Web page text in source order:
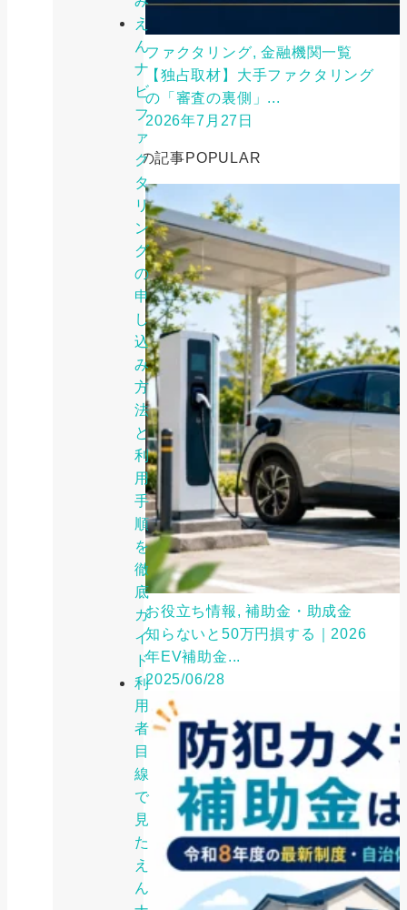
え
ん
ナ
ビ
フ
ァ
ク
タ
リ
ン
グ
の
申
し
込
み
方
法
と
利
用
手
順
を
徹
底
ガ
イ
ド
利
用
者
目
線
で
見
た
え
ん
ファクタリング, 金融機関一覧
【独占取材】大手ファクタリング
の「審査の裏側」...
2026年7月27日
人気の記事POPULAR
お役立ち情報, 補助金・助成金
知らないと50万円損する｜2026
年EV補助金...
2025/06/28